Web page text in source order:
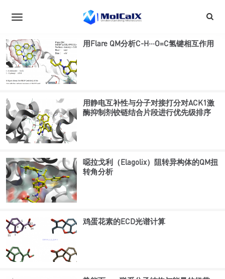
用Flare QM分析C-H···O=C氢键相互作用
用静电互补性与分子对接打分对ACK1激
酶抑制剂铰链结合片段进行优先级排序
噁拉戈利（Elagolix）阻转异构体的QM扭
转角分析
鸡蛋花素的ECD光谱计算